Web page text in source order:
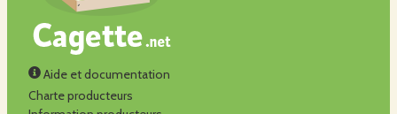
Aide et documentation
Charte producteurs